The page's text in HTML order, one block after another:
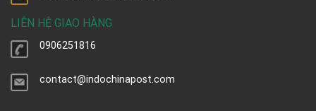
LIÊN HỆ GIAO HÀNG
0906251816
contact@indochinapost.com